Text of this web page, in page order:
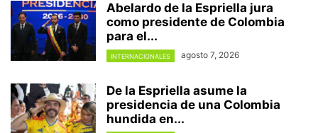
Abelardo de la Espriella jura
como presidente de Colombia
para el...
INTERNACIONALES agosto 7, 2026
De la Espriella asume la
presidencia de una Colombia
hundida en...